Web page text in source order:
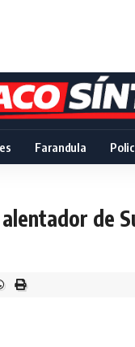
Farandula
de